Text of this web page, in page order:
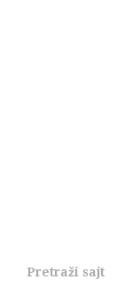
Pretraži sajt